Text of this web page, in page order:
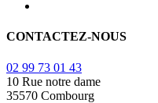
CONTACTEZ-NOUS
02 99 73 01 43
10 Rue notre dame
35570 Combourg